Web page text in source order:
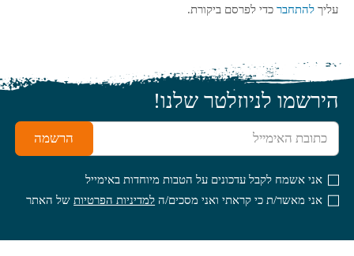
עליך להתחברכדי לפרסם ביקורת.
הירשמו לניוזלטר שלנו!
כתובת האימייל
הרשמה
אני אשמח לקבל עדכונים על הטבות מיוחדות באימייל
אני מאשר/ת כי קראתי ואני מסכים/ה למדיניות הפרטיותשל האתר